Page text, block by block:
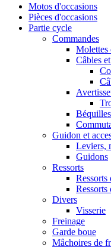
Motos d'occasions
Pièces d'occasions
Partie cycle
Commandes
Molettes
Câbles
Guidon et
Leviers,
Guidons
Ressorts
Ressorts
Ressorts
Divers
Visserie
Freinage
Garde boue
Mâchoires de